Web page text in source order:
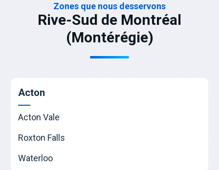
Zones que nous desservons
Rive-Sud de Montréal
(Montérégie)
Acton
Acton Vale
Roxton Falls
Waterloo